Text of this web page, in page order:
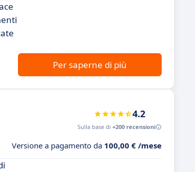
Per saperne di più
4.2
Sulla base di +200 recensioni
Versione a pagamento da 100,00 € /mese